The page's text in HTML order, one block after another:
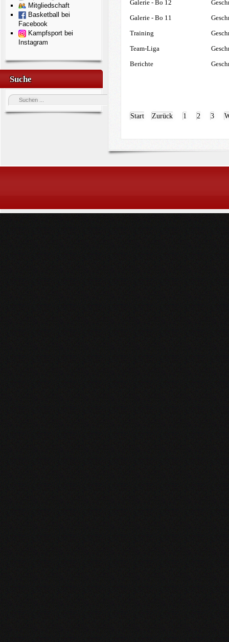
Mitgliedschaft
Basketball bei
Facebook
Kampfsport bei
Instagram
Suche
Galerie - Bo 12
Galerie - Bo 11
Training
Team-Liga
Berichte
Start Zurück 1 2 3